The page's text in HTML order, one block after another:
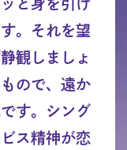
と身を引け
。それを望
観しましょ
ので、遠か
す。シング
ス精神が恋